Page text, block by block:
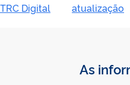
Digital atualização
As